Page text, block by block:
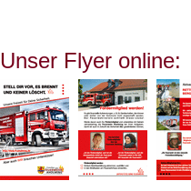
Unser Flyer online: